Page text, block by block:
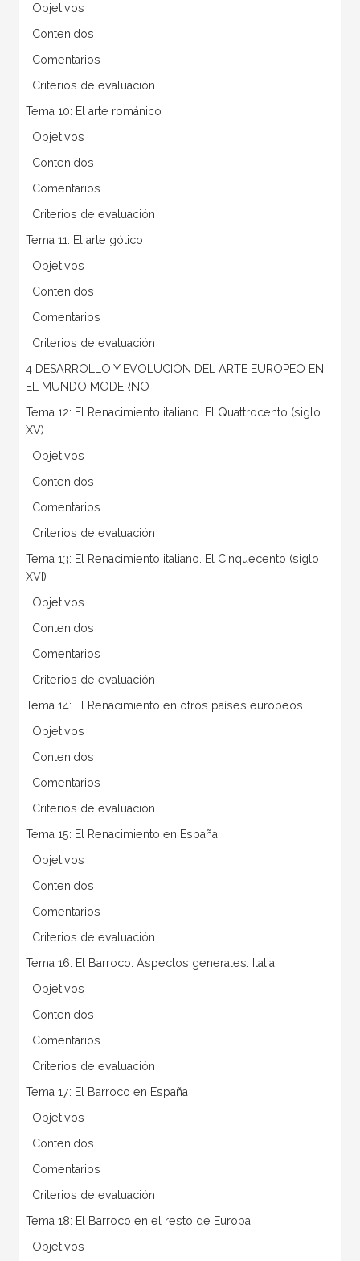
 Objetivos
 Contenidos
 Comentarios
 Criterios de evaluación
Tema 10: El arte románico
 Objetivos
 Contenidos
 Comentarios
 Criterios de evaluación
Tema 11: El arte gótico
 Objetivos
 Contenidos
 Comentarios
 Criterios de evaluación
4 DESARROLLO Y EVOLUCIÓN DEL ARTE EUROPEO EN
EL MUNDO MODERNO
Tema 12: El Renacimiento italiano. El Quattrocento (siglo
XV)
 Objetivos
 Contenidos
 Comentarios
 Criterios de evaluación
Tema 13: El Renacimiento italiano. El Cinquecento (siglo
XVI)
 Objetivos
 Contenidos
 Comentarios
 Criterios de evaluación
Tema 14: El Renacimiento en otros países europeos
 Objetivos
 Contenidos
 Comentarios
 Criterios de evaluación
Tema 15: El Renacimiento en España
 Objetivos
 Contenidos
 Comentarios
 Criterios de evaluación
Tema 16: El Barroco. Aspectos generales. Italia
 Objetivos
 Contenidos
 Comentarios
 Criterios de evaluación
Tema 17: El Barroco en España
 Objetivos
 Contenidos
 Comentarios
 Criterios de evaluación
Tema 18: El Barroco en el resto de Europa
 Objetivos